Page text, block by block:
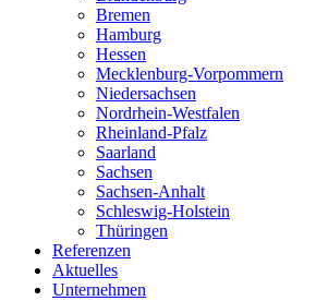
Bremen
Hamburg
Hessen
Mecklenburg-Vorpommern
Niedersachsen
Nordrhein-Westfalen
Rheinland-Pfalz
Saarland
Sachsen
Sachsen-Anhalt
Schleswig-Holstein
Thüringen
Referenzen
Aktuelles
Unternehmen